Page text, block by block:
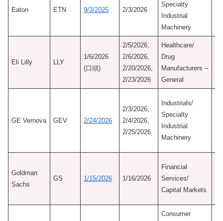
Eaton ETN 9/3/2025 2/3/2026
Specialty
Industrial
Machinery
Eli Lilly LLY
1/6/2026
(口頭)
2/5/2026,
2/6/2026,
2/20/2026,
2/23/2026
Healthcare/
Drug
Manufacturers –
General
GE Vernova GEV 2/24/2026
2/3/2026,
2/4/2026,
2/25/2026
Industrials/
Specialty
Industrial
Machinery
Goldman
Sachs
GS 1/15/2026 1/16/2026
Financial
Services/
Capital Markets
Consumer